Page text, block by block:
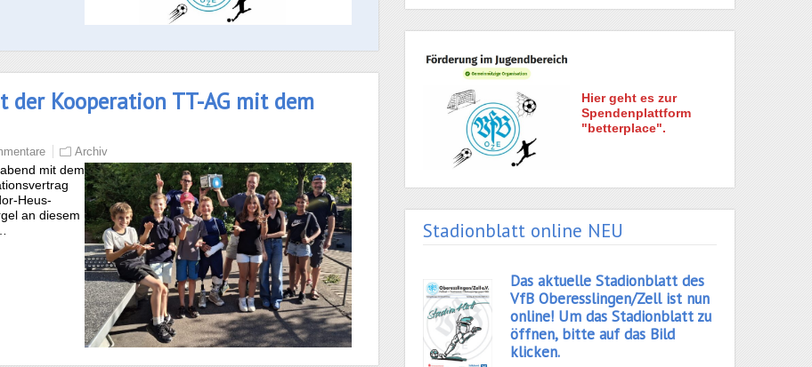
Kooperation TT-AG mit dem
Archiv
mit dem
Heus-
an diesem
Hier geht es zur
Spendenplattform
"betterplace".
Stadionblatt online NEU
Das aktuelle Stadionblatt des
VfB Oberesslingen/Zell ist nun
online! Um das Stadionblatt zu
öffnen, bitte auf das Bild
klicken.